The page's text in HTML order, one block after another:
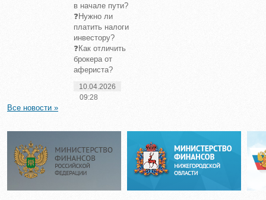
в начале пути?
❓Нужно ли
платить налоги
инвестору?
❓Как отличить
брокера от
афериста?
10.04.2026
09:28
Все новости »